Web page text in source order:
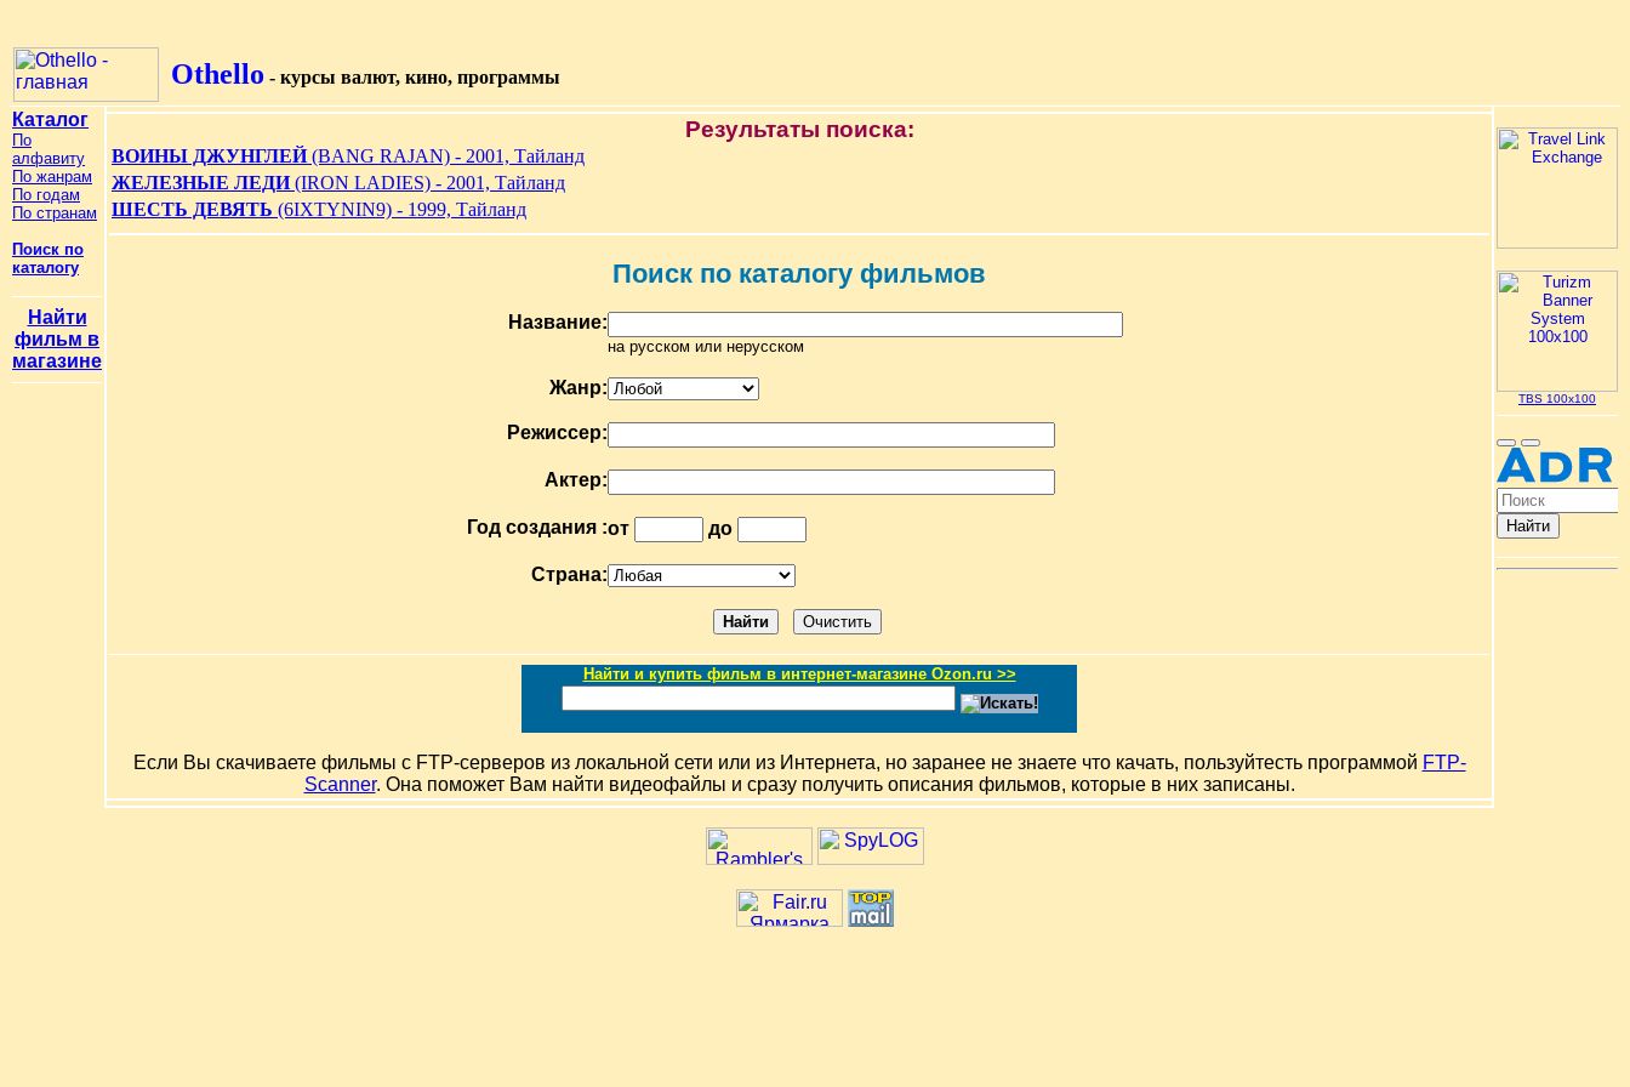
Othello - курсы валют, кино, программы
Каталог
По
алфавиту
По жанрам
По годам
По странам
Поиск по
каталогу
Найти
фильм в
магазине
TBS 100x100
Результаты поиска:
ВОИНЫ ДЖУНГЛЕЙ(BANG RAJAN) - 2001, Тайланд
ЖЕЛЕЗНЫЕ ЛЕДИ(IRON LADIES) - 2001, Тайланд
ШЕСТЬ ДЕВЯТЬ (6IXTYNIN9) - 1999, Тайланд
Поиск по каталогу фильмов
Название:
на русском или нерусском
Жанр:
Режиссер:
Актер:
Год создания :от до
Страна:
Найти и купить фильм в интернет-магазине Ozon.ru >>
Если Вы скачиваете фильмы с FTP-серверов из локальной сети или из Интернета, но заранее не знаете что качать, пользуйтесть программой FTP-
Scanner. Она поможет Вам найти видеофайлы и сразу получить описания фильмов, которые в них записаны.